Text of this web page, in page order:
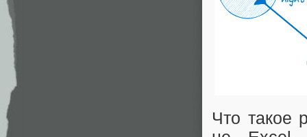
Что такое